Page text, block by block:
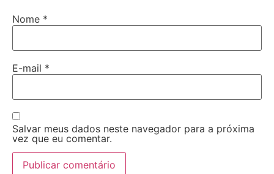
Nome *
E-mail *
Salvar meus dados neste navegador para a próxima
vez que eu comentar.